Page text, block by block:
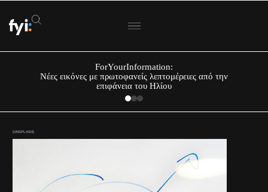
ForYourInformation:
Νέες εικόνες με πρωτοφανείς λεπτομέρειες από την
επιφάνεια του Ηλίου
(UNSPLASH)